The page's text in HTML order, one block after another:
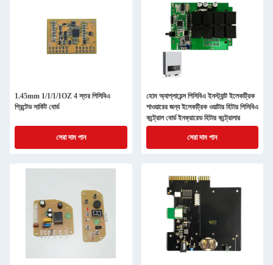
1.45mm 1/1/1/1OZ 4 স্তর পিসিবিএ
প্রিন্টেড সার্কিট বোর্ড
সেরা দাম পান
হোম অ্যাপ্লায়েন্স পিসিবিএ ইনস্ট্যান্ট ইলেকট্রিক
শাওয়ারের জন্য ইলেকট্রিক ওয়াটার হিটার পিসিবিএ
কন্ট্রোল বোর্ড ইনফ্রারেড হিটার কন্ট্রোলার
সেরা দাম পান